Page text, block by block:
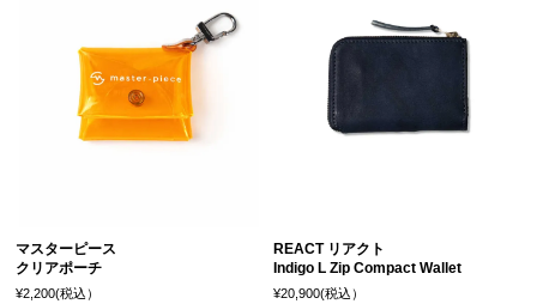
マスターピース
クリアポーチ
¥2,200(税込）
REACT リアクト
Indigo L Zip Compact Wallet
¥20,900(税込）